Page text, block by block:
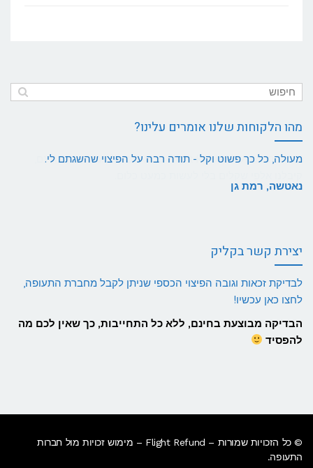
מהו הלקוחות שלנו אומרים עלינו?
מעולה, כל כך פשוט וקל - תודה רבה על הפיצוי שהשגתם לי.
נאטשה, רמת גן
יצירת קשר בקליק
לבדיקת זכאות וגובה הפיצוי הכספי שניתן לקבל מחברת התעופה,
לחצו כאן עכשיו!
הבדיקה מבוצעת בחינם, ללא כל התחייבות, כך שאין לכם מה
להפסיד
© כל הזכויות שמורות – Flight Refund – מימוש זכויות מול חברות
התעופה.